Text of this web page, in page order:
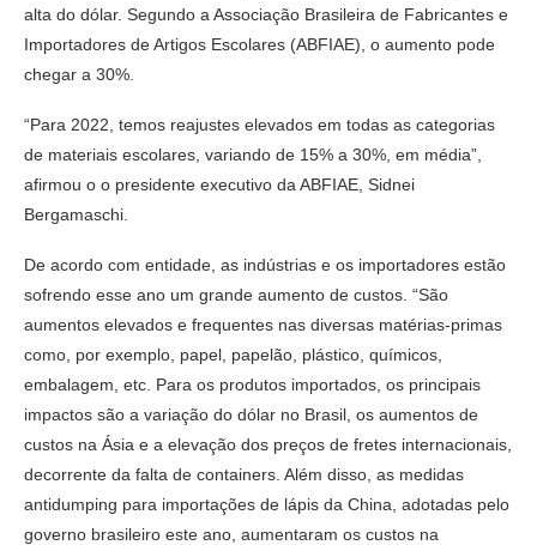
alta do dólar. Segundo a Associação Brasileira de Fabricantes e
Importadores de Artigos Escolares (ABFIAE), o aumento pode
chegar a 30%.
“Para 2022, temos reajustes elevados em todas as categorias
de materiais escolares, variando de 15% a 30%, em média”,
afirmou o o presidente executivo da ABFIAE, Sidnei
Bergamaschi.
De acordo com entidade, as indústrias e os importadores estão
sofrendo esse ano um grande aumento de custos. “São
aumentos elevados e frequentes nas diversas matérias-primas
como, por exemplo, papel, papelão, plástico, químicos,
embalagem, etc. Para os produtos importados, os principais
impactos são a variação do dólar no Brasil, os aumentos de
custos na Ásia e a elevação dos preços de fretes internacionais,
decorrente da falta de containers. Além disso, as medidas
antidumping para importações de lápis da China, adotadas pelo
governo brasileiro este ano, aumentaram os custos na